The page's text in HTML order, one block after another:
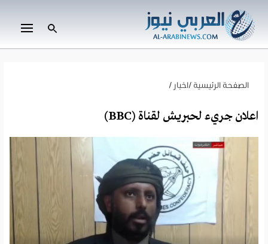
الصفحة الرئيسية /اخبار /
اعلان جريء لحبريش لقناة (BBC)